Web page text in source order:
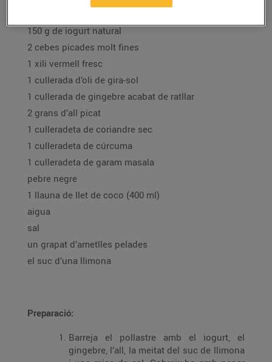
150 g de iogurt natural
2 cebes picades molt fines
1 xili vermell fresc
1 cullerada d’oli de gira-sol
1 cullerada de gingebre acabat de ratllar
2 grans d’all picat
1 culleradeta de coriandre sec
1 culleradeta de cúrcuma
1 culleradeta de garam masala
pebre negre
1 llauna de llet de coco (400 ml)
aigua
sal
un grapat d’ametlles pelades
el suc d’una llimona
Preparació:
Barreja el pollastre amb el iogurt, el
gingebre, l’all, la meitat del suc de llimona